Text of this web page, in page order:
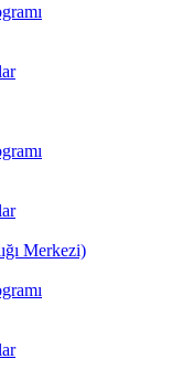
Merkezi)